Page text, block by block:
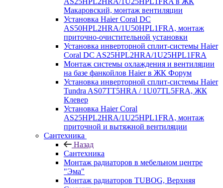
Макаровский, монтаж вентиляции
Установка Haier Coral DC
AS50HPL2HRA/1U50HPL1FRA, монтаж
приточно-очистительной установки
Установка инверторной сплит-системы Haier
Coral DC AS25HPL2HRA/1U25HPL1FRA
Монтаж системы охлаждения и вентиляции
на базе фанкойлов Haier в ЖК Форум
Установка инверторной сплит-системы Haier
Tundra AS07TT5HRA / 1U07TL5FRA, ЖК
Клевер
Установка Haier Coral
AS25HPL2HRA/1U25HPL1FRA, монтаж
приточной и вытяжной вентиляции
Сантехника
Назад
Сантехника
Монтаж радиаторов в мебельном центре
"Эма"
Монтаж радиаторов TUBOG, Верхняя